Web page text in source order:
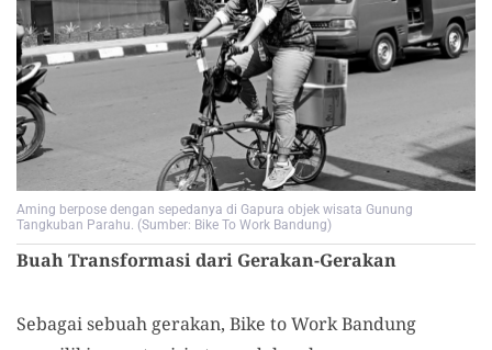
Aming berpose dengan sepedanya di Gapura objek wisata Gunung
Tangkuban Parahu. (Sumber: Bike To Work Bandung)
Buah Transformasi dari Gerakan-Gerakan
Sebagai sebuah gerakan, Bike to Work Bandung